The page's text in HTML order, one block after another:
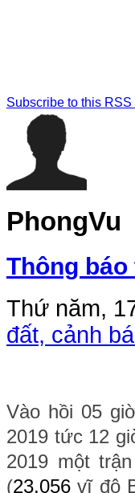
Subscribe to this RSS
PhongVu
Thông báo
Thứ năm,
đất, cảnh
Vào hồi 05
2019 tức 12
2019 một
(23.056 vĩ độ